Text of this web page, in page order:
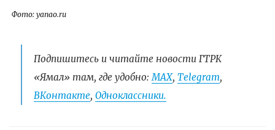
Фото: yanao.ru
Подпишитесь и читайте новости ГТРК
«Ямал» там, где удобно:МАХ, Telegram,
ВКонтакте, Одноклассники.